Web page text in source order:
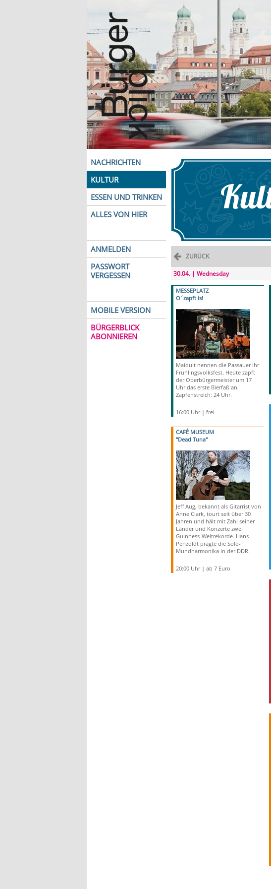
NACHRICHTEN
KULTUR
ESSEN UND TRINKEN
ALLES VON HIER
ANMELDEN
PASSWORT
VERGESSEN
MOBILE VERSION
BÜRGERBLICK
ABONNIEREN
ZURÜCK
30.04. | Wednesday
MESSEPLATZ
O´zapft is!
Maidult nennen die Passauer ihr
Frühlingsvolksfest. Heute zapft
der Oberbürgermeister um 17
Uhr das erste Bierfaß an.
Zapfenstreich: 24 Uhr.
16:00 Uhr | frei
CAFÉ MUSEUM
"Dead Tuna"
Jeff Aug, bekannt als Gitarrist von
Anne Clark, tourt seit über 30
Jahren und hält mit Zahl seiner
Länder und Konzerte zwei
Guinness-Weltrekorde. Hans
Penzoldt prägte die Solo-
Mundharmonika in der DDR.
20:00 Uhr | ab 7 Euro